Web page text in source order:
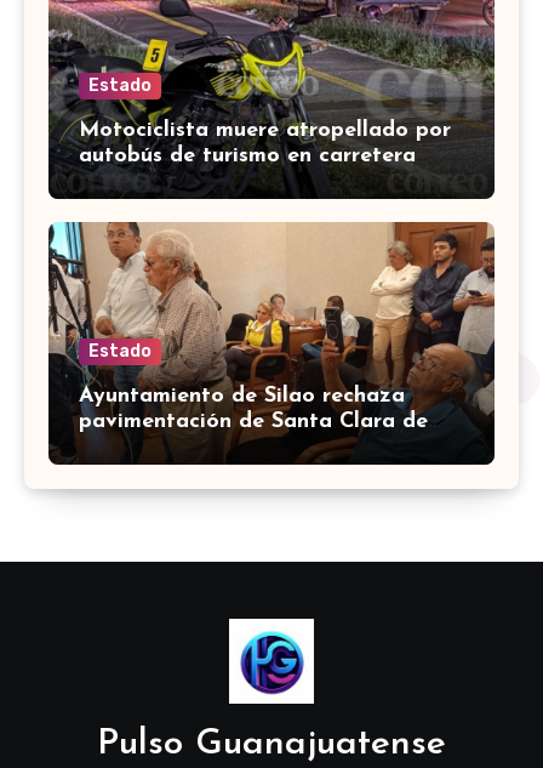
Estado
Motociclista muere atropellado por
autobús de turismo en carretera
León-San Francisco del Rincón
Estado
Ayuntamiento de Silao rechaza
pavimentación de Santa Clara de
Marines
Pulso Guanajuatense